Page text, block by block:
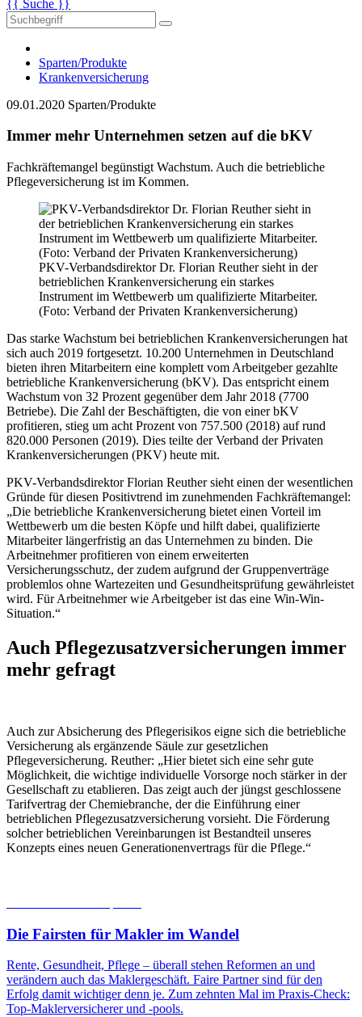
{{ Suche }}
Sparten/Produkte
Krankenversicherung
09.01.2020 Sparten/Produkte
Immer mehr Unternehmen setzen auf die bKV
Fachkräftemangel begünstigt Wachstum. Auch die betriebliche
Pflegeversicherung ist im Kommen.
PKV-Verbandsdirektor Dr. Florian Reuther sieht in der
betrieblichen Krankenversicherung ein starkes
Instrument im Wettbewerb um qualifizierte Mitarbeiter.
(Foto: Verband der Privaten Krankenversicherung)
Das starke Wachstum bei betrieblichen Krankenversicherungen hat
sich auch 2019 fortgesetzt. 10.200 Unternehmen in Deutschland
bieten ihren Mitarbeitern eine komplett vom Arbeitgeber gezahlte
betriebliche Krankenversicherung (bKV). Das entspricht einem
Wachstum von 32 Prozent gegenüber dem Jahr 2018 (7700
Betriebe). Die Zahl der Beschäftigten, die von einer bKV
profitieren, stieg um acht Prozent von 757.500 (2018) auf rund
820.000 Personen (2019). Dies teilte der Verband der Privaten
Krankenversicherungen (PKV) heute mit.
PKV-Verbandsdirektor Florian Reuther sieht einen der wesentlichen
Gründe für diesen Positivtrend im zunehmenden Fachkräftemangel:
„Die betriebliche Krankenversicherung bietet einen Vorteil im
Wettbewerb um die besten Köpfe und hilft dabei, qualifizierte
Mitarbeiter längerfristig an das Unternehmen zu binden. Die
Arbeitnehmer profitieren von einem erweiterten
Versicherungsschutz, der zudem aufgrund der Gruppenverträge
problemlos ohne Wartezeiten und Gesundheitsprüfung gewährleistet
wird. Für Arbeitnehmer wie Arbeitgeber ist das eine Win-Win-
Situation.“
Auch Pflegezusatzversicherungen immer
mehr gefragt
Auch zur Absicherung des Pflegerisikos eigne sich die betriebliche
Versicherung als ergänzende Säule zur gesetzlichen
Pflegeversicherung. Reuther: „Hier bietet sich eine sehr gute
Möglichkeit, die wichtige individuelle Vorsorge noch stärker in der
Gesellschaft zu etablieren. Das zeigt auch der jüngst geschlossene
Tarifvertrag der Chemiebranche, der die Einführung einer
betrieblichen Pflegezusatzversicherung vorsieht. Die Förderung
solcher betrieblichen Vereinbarungen ist Bestandteil unseres
Konzepts eines neuen Generationenvertrags für die Pflege.“
Die Fairsten für Makler im Wandel
Rente, Gesundheit, Pflege – überall stehen Reformen an und
verändern auch das Maklergeschäft. Faire Partner sind für den
Erfolg damit wichtiger denn je. Zum zehnten Mal im Praxis-Check:
Top-Maklerversicherer und -pools.